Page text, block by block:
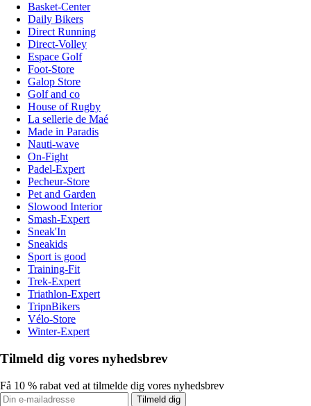
Basket-Center
Daily Bikers
Direct Running
Direct-Volley
Espace Golf
Foot-Store
Galop Store
Golf and co
House of Rugby
La sellerie de Maé
Made in Paradis
Nauti-wave
On-Fight
Padel-Expert
Pecheur-Store
Pet and Garden
Slowood Interior
Smash-Expert
Sneak'In
Sneakids
Sport is good
Training-Fit
Trek-Expert
Triathlon-Expert
TripnBikers
Vélo-Store
Winter-Expert
Tilmeld dig vores nyhedsbrev
Få 10 % rabat ved at tilmelde dig vores nyhedsbrev
Tilmeld dig